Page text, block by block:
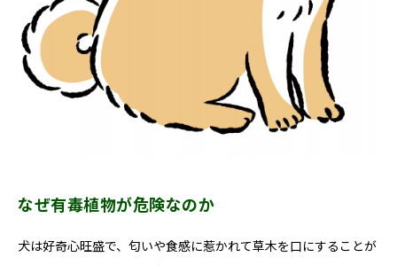
なぜ有毒植物が危険なのか
犬は好奇心旺盛で、匂いや食感に惹かれて草木を口にすることが